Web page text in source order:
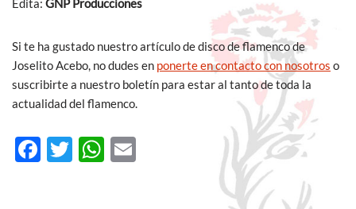
Edita: GNP Producciones
Si te ha gustado nuestro artículo de disco de flamenco de
Joselito Acebo, no dudes en ponerte en contacto con nosotros o
suscribirte a nuestro boletín para estar al tanto de toda la
actualidad del flamenco.
F
T
W